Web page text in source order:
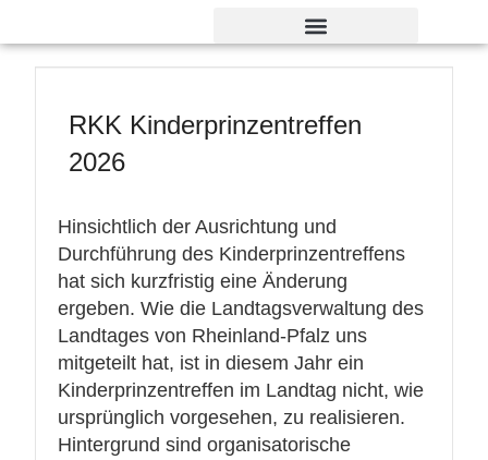
RKK Kinderprinzentreffen
2026
Hinsichtlich der Ausrichtung und
Durchführung des Kinderprinzentreffens
hat sich kurzfristig eine Änderung
ergeben. Wie die Landtagsverwaltung des
Landtages von Rheinland-Pfalz uns
mitgeteilt hat, ist in diesem Jahr ein
Kinderprinzentreffen im Landtag nicht, wie
ursprünglich vorgesehen, zu realisieren.
Hintergrund sind organisatorische